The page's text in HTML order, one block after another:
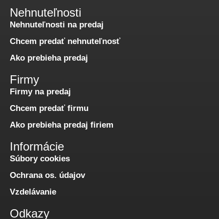
Nehnuteľnosti
Nehnuteľnosti na predaj
Chcem predať nehnuteľnosť
Ako prebieha predaj
Firmy
Firmy na predaj
Chcem predať firmu
Ako prebieha predaj firiem
Informácie
Súbory cookies
Ochrana os. údajov
Vzdelávanie
Odkazy